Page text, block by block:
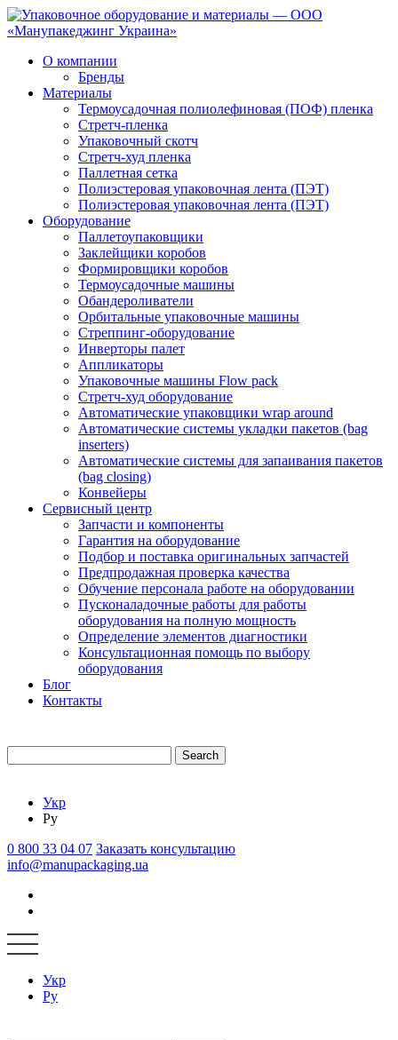
О компании
Бренды
Материалы
Термоусадочная полиолефиновая (ПОФ) пленка
Стретч-пленка
Упаковочный скотч
Стретч-худ пленка
Паллетная сетка
Полиэстеровая упаковочная лента (ПЭТ)
Полиэстеровая упаковочная лента (ПЭТ)
Оборудование
Паллетоупаковщики
Заклейщики коробов
Формировщики коробов
Термоусадочные машины
Обандероливатели
Орбитальные упаковочные машины
Стреппинг-оборудование
Инверторы палет
Аппликаторы
Упаковочные машины Flow pack
Стретч-худ оборудование
Автоматические упаковщики wrap around
Автоматические системы укладки пакетов (bag
inserters)
Автоматические системы для запаивания пакетов
(bag closing)
Конвейеры
Сервисный центр
Запчасти и компоненты
Гарантия на оборудование
Подбор и поставка оригинальных запчастей
Предпродажная проверка качества
Обучение персонала работе на оборудовании
Пусконаладочные работы для работы
оборудования на полную мощность
Определение элементов диагностики
Консультационная помощь по выбору
оборудования
Блог
Контакты
Search
Укр
Ру
0 800 33 04 07 Заказать консультацию
info@manupackaging.ua
Укр
Ру